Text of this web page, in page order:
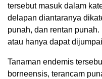
tersebut masuk dalam
delapan diantaranya
punah, dan rentan
atau hanya dapat
Tanaman endemis
borneensis, terancam